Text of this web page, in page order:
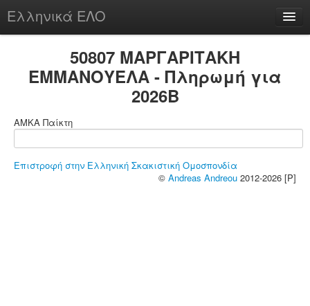
Ελληνικά ΕΛΟ
50807 ΜΑΡΓΑΡΙΤΑΚΗ
ΕΜΜΑΝΟΥΕΛΑ - Πληρωμή για
2026B
ΑΜΚΑ Παίκτη
Επιστροφή στην Ελληνική Σκακιστική Ομοσπονδία
© Andreas Andreou 2012-2026 [P]